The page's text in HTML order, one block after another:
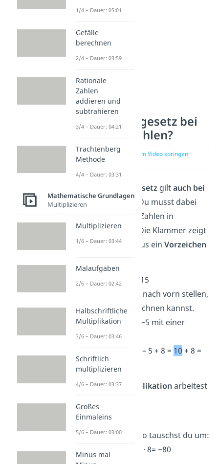
Gilt das
Kommutativgesetz bei
negativen Zahlen?
zur Stelle im Video springen
Kommutativgesetzgiltauch bei
negativen Zahlen
. Du musst dabei
aber die negativen Zahlen in
Klammernsetzen. Die Klammer zeigt
dann, dass das Minus ein Vorzeichen
➡️Beispiel:−5 + 8 + 15
Du möchtest die 15 nach vorn stellen,
damit du leichter rechnen kannst.
Dann musst du die −5 mit einer
Klammer sichern:
+ 8 = 15 – 5 + 8 = 10 + 8 =
18
Auch bei derMultiplikation arbeitest
➡️Beispiel:−2 · 8 · 5
−2 · 5 ergibt −10. Also tauschst du um:
5 · (−2) · 8 = · 8= −80
1/4 – Dauer: 05:01
Gefälle
berechnen
2/4 – Dauer: 03:59
Rationale
Zahlen
addieren und
subtrahieren
3/4 – Dauer: 04:21
Trachtenberg
Methode
4/4 – Dauer: 03:31
Mathematische Grundlagen
Multiplizieren
Multiplizieren
1/6 – Dauer: 03:44
Malaufgaben
2/6 – Dauer: 02:42
Halbschriftliche
Multiplikation
3/6 – Dauer: 03:46
Schriftlich
multiplizieren
4/6 – Dauer: 03:37
Großes
Einmaleins
5/6 – Dauer: 03:00
Minus mal